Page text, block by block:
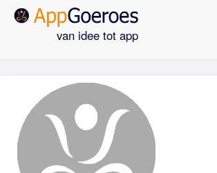
van idee tot app